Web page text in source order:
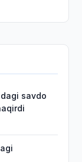
savdo